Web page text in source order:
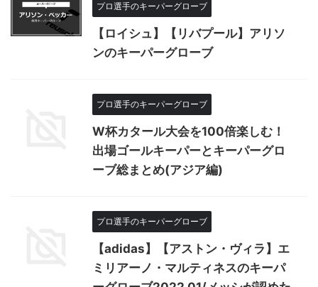
プロ選手のキーパーグローブ
【ロイシュ】【リバプール】アリソ
ンのキーパーグローブ
プロ選手のキーパーグローブ
W杯カタール大会を100倍楽しむ！
出場ゴールキーパーとキーパーグロ
ーブ総まとめ(アジア編)
プロ選手のキーパーグローブ
【adidas】【アストン・ヴィラ】エ
ミリアーノ・マルティネスのキーパ